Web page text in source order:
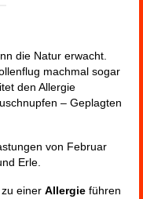
die Natur erwacht.
machmal sogar
den Allergie
– Geplagten
von Februar
Erle.
einer Allergie führen